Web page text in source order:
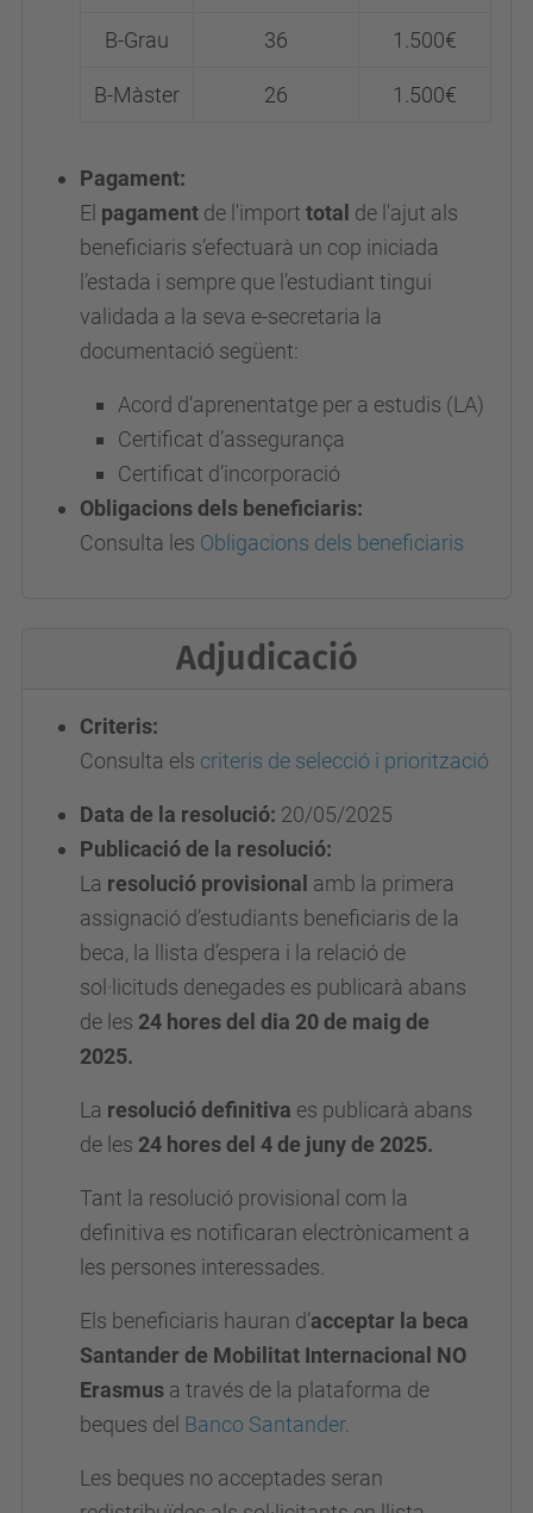
B-Grau 36 1.500€
B-Màster 26 1.500€
Pagament:
El pagament de l'import total de l'ajut als
beneficiaris s’efectuarà un cop iniciada
l’estada i sempre que l’estudiant tingui
validada a la seva e-secretaria la
documentació següent:
Acord d’aprenentatge per a estudis (LA)
Certificat d’assegurança
Certificat d’incorporació
Obligacions dels beneficiaris:
Consulta les Obligacions dels beneficiaris
Adjudicació
Criteris:
Consulta els criteris de selecció i priorització
Data de la resolució: 20/05/2025
Publicació de la resolució:
La resolució provisional amb la primera
assignació d’estudiants beneficiaris de la
beca, la llista d’espera i la relació de
sol·licituds denegades es publicarà abans
de les 24 hores del dia 20 de maig de
2025.
La resolució definitiva es publicarà abans
de les 24 hores del 4 de juny de 2025.
Tant la resolució provisional com la
definitiva es notificaran electrònicament a
les persones interessades.
Els beneficiaris hauran d’acceptar la beca
Santander de Mobilitat Internacional NO
Erasmus a través de la plataforma de
beques del Banco Santander.
Les beques no acceptades seran